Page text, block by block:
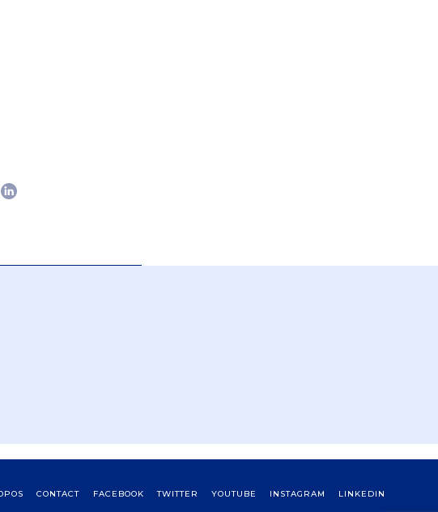
CONTACT FACEBOOK TWITTER YOUTUBE INSTAGRAM LINKEDIN